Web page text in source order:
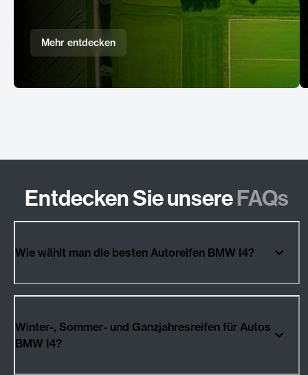
Mehr entdecken
Entdecken Sie unsereFAQs
Wie wählt man die besten Autoreifen BMW I4?
Winter-, Sommer- und Ganzjahresreifen für Autos
BMW I4?